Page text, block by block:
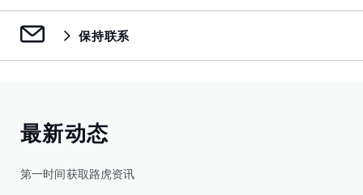
保持联系
最新动态
第一时间获取路虎资讯